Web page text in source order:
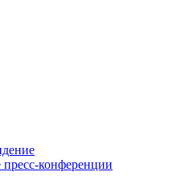
конференции